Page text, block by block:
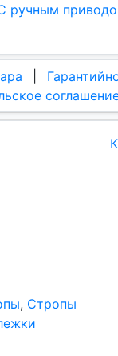
ручным
, Стропы